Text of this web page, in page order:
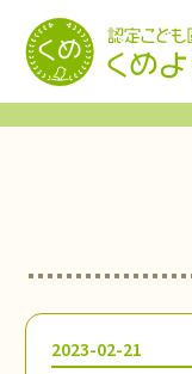
2023-02-21